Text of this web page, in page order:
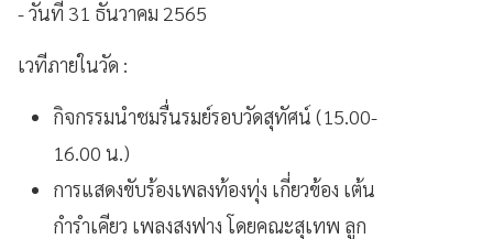
- วันที่ 31 ธันวาคม 2565
เวทีภายในวัด :
กิจกรรมนำชมรื่นรมย์รอบวัดสุทัศน์ (15.00-
16.00 น.)
การแสดงขับร้องเพลงท้องทุ่ง เกี่ยวข้อง เต้น
กำรำเคียว เพลงสงฟาง โดยคณะสุเทพ ลูก